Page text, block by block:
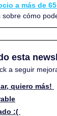
a más de
cómo
esta
a seguir
quiero más!
:(